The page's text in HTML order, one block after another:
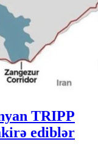
TRIPP
ediblər